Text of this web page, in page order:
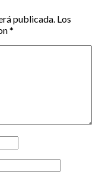
publicada. Los
*